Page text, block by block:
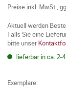
Preise inkl. MwSt.,
Aktuell werden
Falls Sie eine
bitte unser
lieferbar in ca. 2-
Exemplare: